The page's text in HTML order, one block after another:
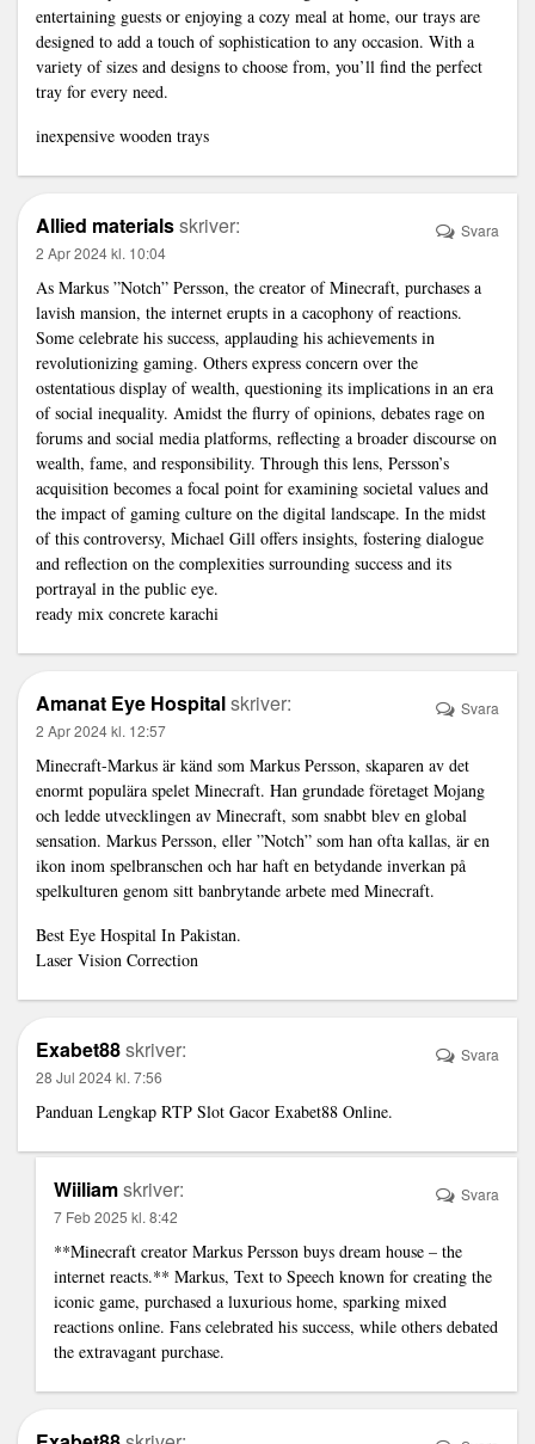
entertaining guests or enjoying a cozy meal at home, our trays are
designed to add a touch of sophistication to any occasion. With a
variety of sizes and designs to choose from, you’ll find the perfect
tray for every need.
inexpensive wooden trays
Allied materialsskriver:
2 Apr 2024 kl. 10:04
As Markus ”Notch” Persson, the creator of Minecraft, purchases a
lavish mansion, the internet erupts in a cacophony of reactions.
Some celebrate his success, applauding his achievements in
revolutionizing gaming. Others express concern over the
ostentatious display of wealth, questioning its implications in an era
of social inequality. Amidst the flurry of opinions, debates rage on
forums and social media platforms, reflecting a broader discourse on
wealth, fame, and responsibility. Through this lens, Persson’s
acquisition becomes a focal point for examining societal values and
the impact of gaming culture on the digital landscape. In the midst
of this controversy, Michael Gill offers insights, fostering dialogue
and reflection on the complexities surrounding success and its
portrayal in the public eye.
ready mix concrete karachi
Svara
Amanat Eye Hospitalskriver:
2 Apr 2024 kl. 12:57
Minecraft-Markus är känd som Markus Persson, skaparen av det
enormt populära spelet Minecraft. Han grundade företaget Mojang
och ledde utvecklingen av Minecraft, som snabbt blev en global
sensation. Markus Persson, eller ”Notch” som han ofta kallas, är en
ikon inom spelbranschen och har haft en betydande inverkan på
spelkulturen genom sitt banbrytande arbete med Minecraft.
Best Eye Hospital In Pakistan.
Laser Vision Correction
Svara
Exabet88skriver:
28 Jul 2024 kl. 7:56
Panduan Lengkap RTP Slot Gacor Exabet88 Online.
Svara
Wiiliamskriver:
7 Feb 2025 kl. 8:42
**Minecraft creator Markus Persson buys dream house – the
internet reacts.** Markus, Text to Speech known for creating the
iconic game, purchased a luxurious home, sparking mixed
reactions online. Fans celebrated his success, while others debated
the extravagant purchase.
Svara